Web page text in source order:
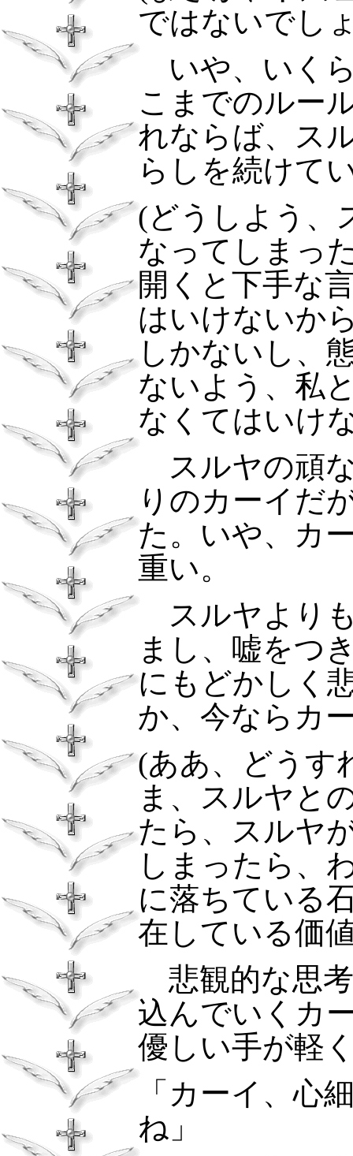
ではないでし
いや、いく
こまでのルー
れならば、ス
らしを続けて
(どうしよう、
なってしまっ
開くと下手な
はいけないか
しかないし、
ないよう、私
なくてはいけ
スルヤの頑
りのカーイだ
た。いや、カ
重い。
スルヤより
まし、嘘をつ
にもどかしく
か、今ならカ
(ああ、どうす
ま、スルヤと
たら、スルヤ
しまったら、
に落ちている
在している価
悲観的な思
込んでいくカ
優しい手が軽
「カーイ、心
ね」